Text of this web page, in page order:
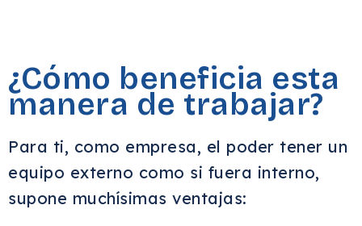
¿Cómo beneficia esta
manera de trabajar?
Para ti, como empresa, el poder tener un
equipo externo como si fuera interno,
supone muchísimas ventajas: